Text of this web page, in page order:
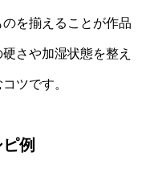
を揃えることが作品
さや加湿状態を整え
ツです。
例